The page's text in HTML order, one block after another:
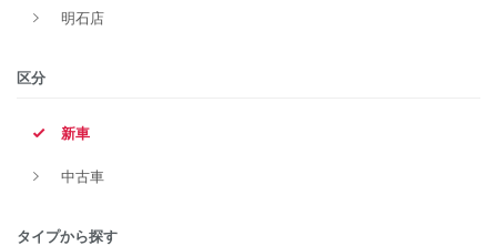
明石店
区分
新車
中古車
タイプから探す
タイプ